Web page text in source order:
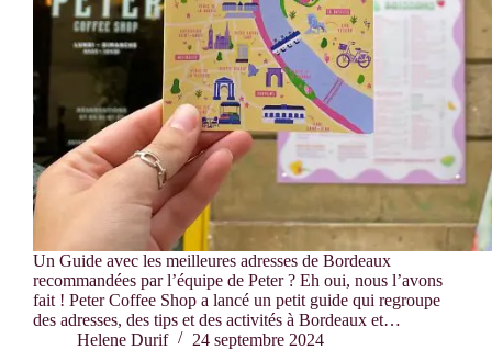
Un Guide avec les meilleures adresses de Bordeaux
recommandées par l’équipe de Peter ? Eh oui, nous l’avons
fait ! Peter Coffee Shop a lancé un petit guide qui regroupe
des adresses, des tips et des activités à Bordeaux et…
Helene Durif
24 septembre 2024